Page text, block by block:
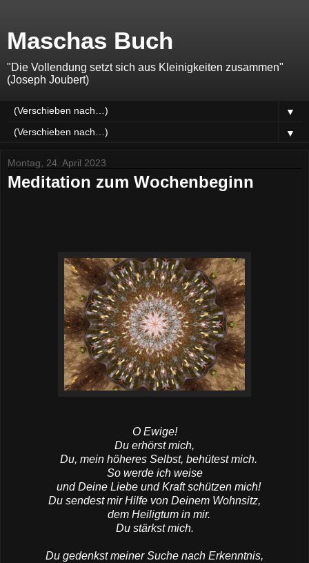
Maschas Buch
"Die Vollendung setzt sich aus Kleinigkeiten zusammen"
(Joseph Joubert)
▼
▼
Montag, 24. April 2023
Meditation zum Wochenbeginn
O Ewige!
Du erhörst mich,
Du, mein höheres Selbst, behütest mich.
So werde ich weise
und Deine Liebe und Kraft schützen mich!
Du sendest mir Hilfe von Deinem Wohnsitz,
dem Heiligtum in mir.
Du stärkst mich.
Du gedenkst meiner Suche nach Erkenntnis,